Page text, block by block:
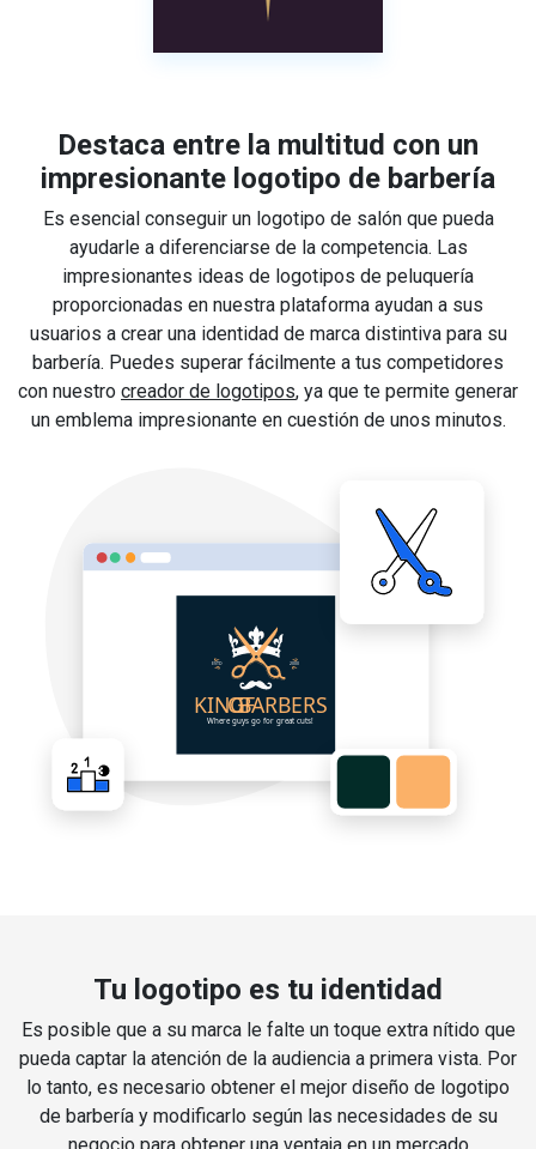
Destaca entre la multitud con un
impresionante logotipo de barbería
Es esencial conseguir un logotipo de salón que pueda
ayudarle a diferenciarse de la competencia. Las
impresionantes ideas de logotipos de peluquería
proporcionadas en nuestra plataforma ayudan a sus
usuarios a crear una identidad de marca distintiva para su
barbería. Puedes superar fácilmente a tus competidores
con nuestro creador de logotipos, ya que te permite generar
un emblema impresionante en cuestión de unos minutos.
Tu logotipo es tu identidad
Es posible que a su marca le falte un toque extra nítido que
pueda captar la atención de la audiencia a primera vista. Por
lo tanto, es necesario obtener el mejor diseño de logotipo
de barbería y modificarlo según las necesidades de su